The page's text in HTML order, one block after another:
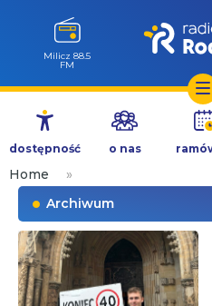
Przejdź
treści
Milicz 88.5
FM
dostępność o nas
Home
»
Archiwum